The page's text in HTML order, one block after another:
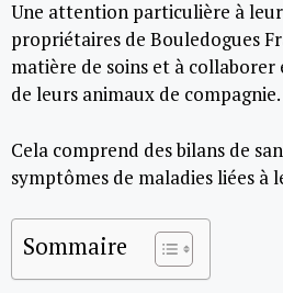
Une attention particulière à
propriétaires de Bouledogues
matière de soins et à
de leurs animaux de compagnie.
Cela comprend des bilans de
symptômes de maladies liées
Sommaire